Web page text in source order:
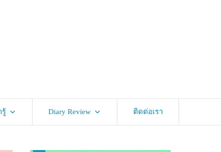
รู้ Diary Review ติดต่อเรา